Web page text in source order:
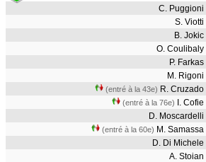
C. Puggioni
S. Viotti
B. Jokic
O. Coulibaly
P. Farkas
M. Rigoni
(entré à la 43e) R. Cruzado
(entré à la 76e)
I. Cofie
D. Moscardelli
(entré à la 60e) M. Samassa
D. Di Michele
A. Stoian